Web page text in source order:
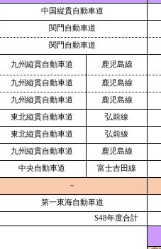
中国縦貫自動車道
関門自動車道
関門自動車道
九州縦貫自動車道 鹿児島線
九州縦貫自動車道 鹿児島線
九州縦貫自動車道 鹿児島線
東北縦貫自動車道 弘前線
東北縦貫自動車道 弘前線
九州縦貫自動車道 鹿児島線
中央自動車道 富士吉田線
－
第一東海自動車道
S48年度合計